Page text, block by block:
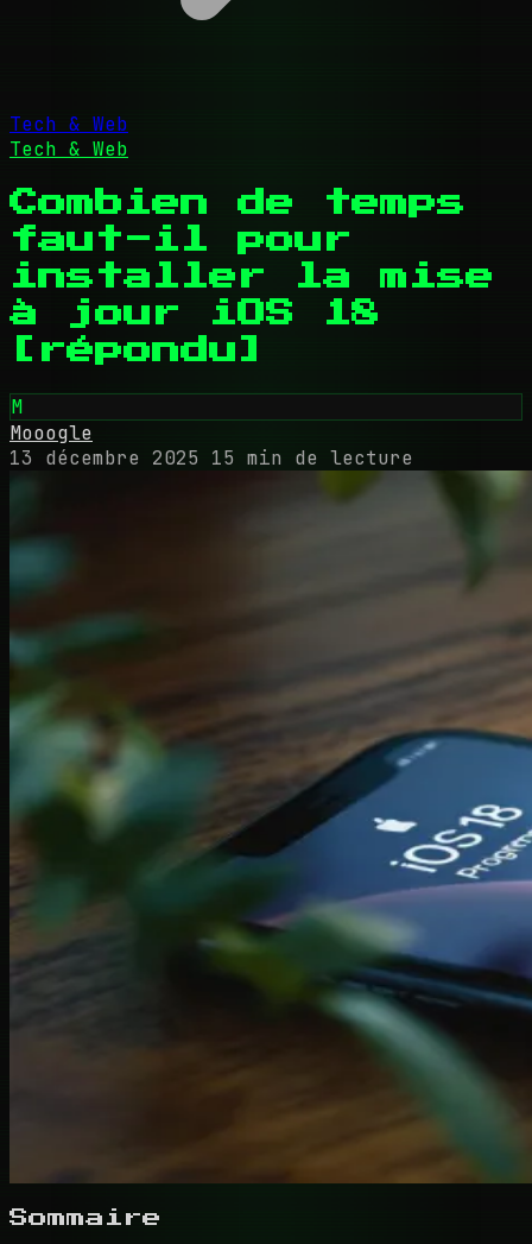
Tech & Web
Tech & Web
Combien de temps
faut-il pour
installer la mise
à jour iOS 18
[répondu]
M
Mooogle
13 décembre 2025
15 min de lecture
Sommaire